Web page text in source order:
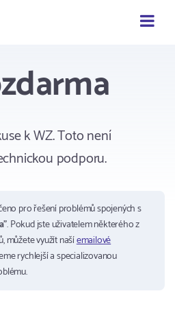
k WZ. Toto není
podporu.
pro řešení problémů spojených s
. Pokud jste uživatelem některého z
můžete využít našíemailové
rychlejší a specializovanou